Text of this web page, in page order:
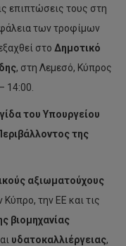
επιπτώσεις τους στη
των τροφίμων
στο Δημοτικό
, στη Λεμεσό, Κύπρος
14:00.
του Υπουργείου
της
αξιωματούχους
Κύπρο, την ΕΕ και τις
βιομηχανίας
υδατοκαλλιέργειας,